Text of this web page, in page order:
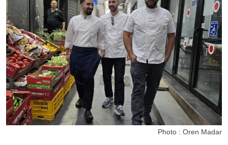
Photo : Oren Madar